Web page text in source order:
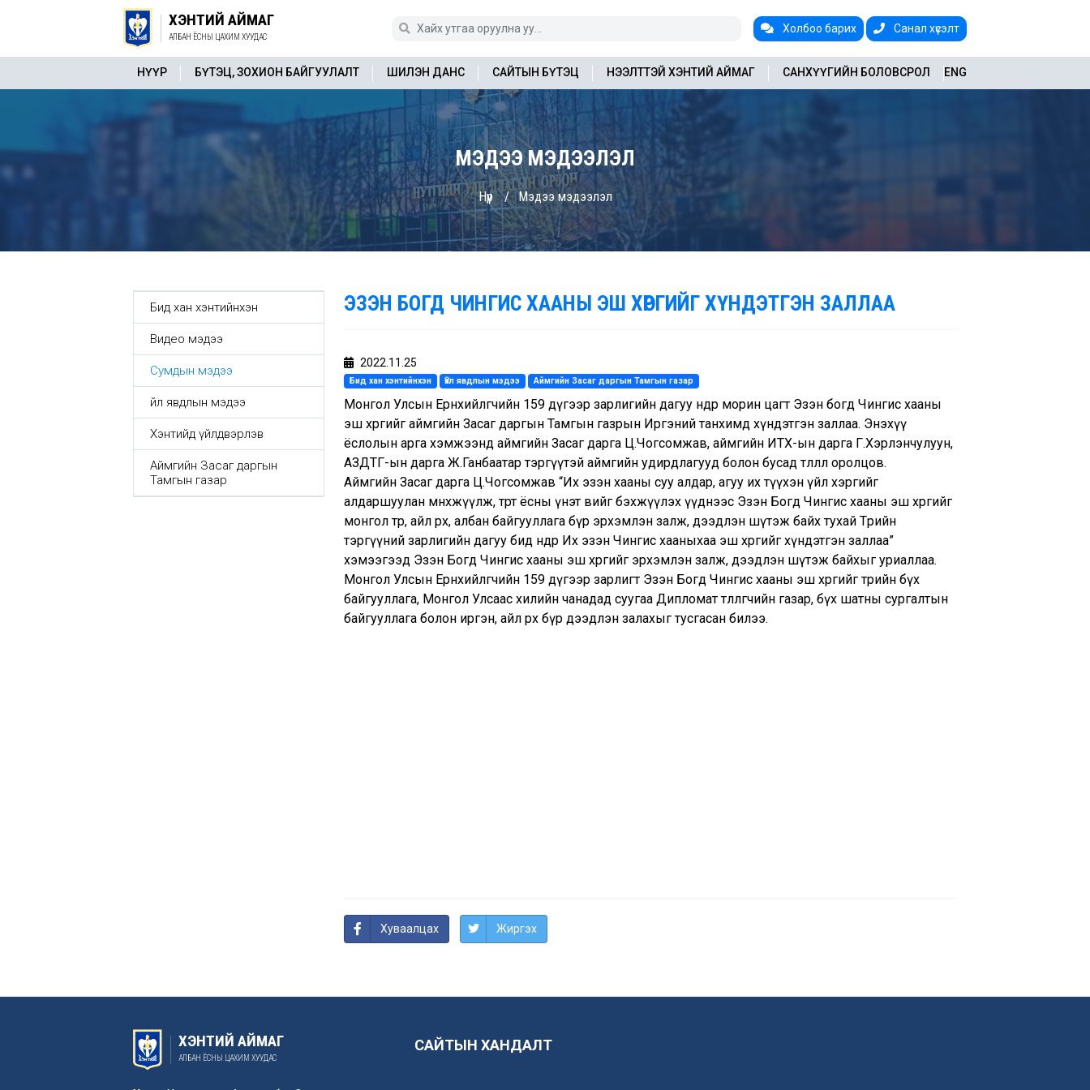
Холбоо барих Санал хүсэлт
ХЭНТИЙ АЙМАГ
АЛБАН ЁСНЫ ЦАХИМ ХУУДАС
ENG
НҮҮР БҮТЭЦ, ЗОХИОН БАЙГУУЛАЛТ ШИЛЭН ДАНС САЙТЫН БҮТЭЦ НЭЭЛТТЭЙ ХЭНТИЙ АЙМАГ САНХҮҮГИЙН БОЛОВСРОЛ
МЭДЭЭ МЭДЭЭЛЭЛ
Нүүр Мэдээ мэдээлэл
Бид хан хэнтийнхэн
Видео мэдээ
Сумдын мэдээ
Үйл явдлын мэдээ
Хэнтийд үйлдвэрлэв
Аймгийн Засаг даргын
Тамгын газар
ЭЗЭН БОГД ЧИНГИС ХААНЫ ЭШ ХӨРГИЙГ ХҮНДЭТГЭН ЗАЛЛАА
2022.11.25
Бид хан хэнтийнхэн Үйл явдлын мэдээ Аймгийн Засаг даргын Тамгын газар
Монгол Улсын Ерөнхийлөгчийн 159 дүгээр зарлигийн дагуу өнөөдөр морин цагт Эзэн богд Чингис хааны
эш хөргийг аймгийн Засаг даргын Тамгын газрын Иргэний танхимд хүндэтгэн заллаа. Энэхүү
ёслолын арга хэмжээнд аймгийн Засаг дарга Ц.Чогсомжав, аймгийн ИТХ-ын дарга Г.Хэрлэнчулуун,
АЗДТГ-ын дарга Ж.Ганбаатар тэргүүтэй аймгийн удирдлагууд болон бусад төлөөлөл оролцов.
Аймгийн Засаг дарга Ц.Чогсомжав “Их эзэн хааны суу алдар, агуу их түүхэн үйл хэргийг
алдаршуулан мөнхжүүлж, төрт ёсны үнэт өвийг бэхжүүлэх үүднээс Эзэн Богд Чингис хааны эш хөргийг
монгол төр, айл өрх, албан байгууллага бүр эрхэмлэн залж, дээдлэн шүтэж байх тухай Төрийн
тэргүүний зарлигийн дагуу бид өнөөдөр Их эзэн Чингис хааныхаа эш хөргийг хүндэтгэн заллаа”
хэмээгээд Эзэн Богд Чингис хааны эш хөргийг эрхэмлэн залж, дээдлэн шүтэж байхыг уриаллаа.
Монгол Улсын Ерөнхийлөгчийн 159 дүгээр зарлигт Эзэн Богд Чингис хааны эш хөргийг төрийн бүх
байгууллага, Монгол Улсаас хилийн чанадад суугаа Дипломат төлөөлөгчийн газар, бүх шатны сургалтын
байгууллага болон иргэн, айл өрх бүр дээдлэн залахыг тусгасан билээ.
Хуваалцах Жиргэх
ХЭНТИЙ АЙМАГ
АЛБАН ЁСНЫ ЦАХИМ ХУУДАС
САЙТЫН ХАНДАЛТ